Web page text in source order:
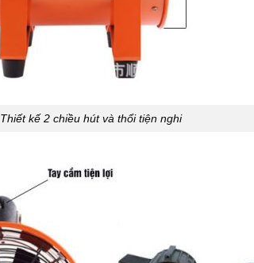
Thiết kế 2 chiều hút và thổi tiện nghi